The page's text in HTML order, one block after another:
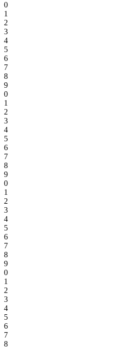
0
1
2
3
4
5
6
7
8
9
0
1
2
3
4
5
6
7
8
9
0
1
2
3
4
5
6
7
8
9
0
1
2
3
4
5
6
7
8